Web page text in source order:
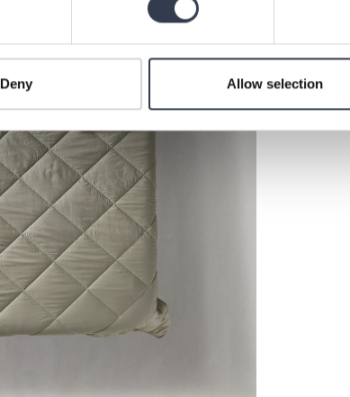
Deny Allow selection